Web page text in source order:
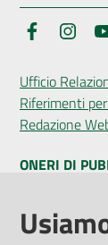
su
Facebook
Ufficio
Riferimenti
Redazione
ONERI DI
Pubblicità